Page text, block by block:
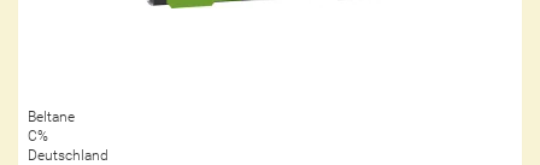
Beltane
C%
Deutschland